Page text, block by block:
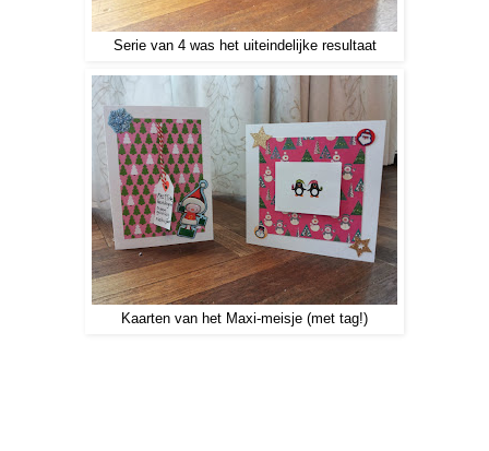
Serie van 4 was het uiteindelijke resultaat
Kaarten van het Maxi-meisje (met tag!)